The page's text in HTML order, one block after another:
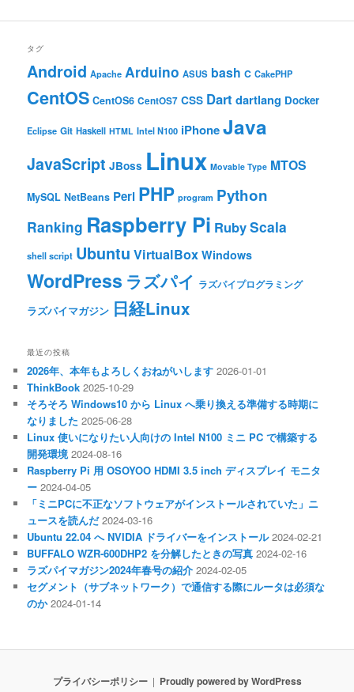
タグ
Android Apache Arduino ASUS bash C CakePHP
CentOS CentOS6 CentOS7 CSS Dart dartlang Docker
Eclipse Git Haskell HTML Intel N100 iPhoneJava
JavaScript JBoss Linux Movable Type MTOS
MySQL NetBeans Perl PHP program Python
Ranking Raspberry Pi RubyScala
shell script Ubuntu VirtualBox Windows
WordPress ラズパイ ラズパイプログラミング
ラズパイマガジン 日経Linux
最近の投稿
2026年、本年もよろしくおねがいします 2026-01-01
ThinkBook 2025-10-29
そろそろ Windows10 から Linux へ乗り換える準備する時期に
なりました 2025-06-28
Linux 使いになりたい人向けの Intel N100 ミニ PC で構築する
開発環境 2024-08-16
Raspberry Pi 用 OSOYOO HDMI 3.5 inch ディスプレイ モニタ
ー 2024-04-05
「ミニPCに不正なソフトウェアがインストールされていた」ニ
ュースを読んだ 2024-03-16
Ubuntu 22.04 へ NVIDIA ドライバーをインストール 2024-02-21
BUFFALO WZR-600DHP2 を分解したときの写真 2024-02-16
ラズパイマガジン2024年春号の紹介 2024-02-05
セグメント（サブネットワーク）で通信する際にルータは必須な
のか 2024-01-14
プライバシーポリシー Proudly powered by WordPress